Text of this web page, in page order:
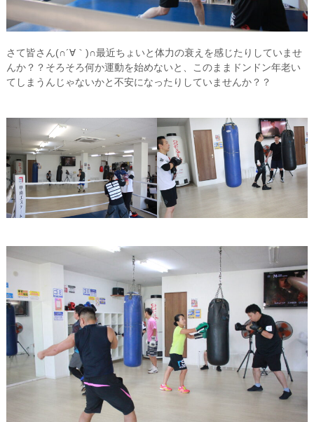
さて皆さん(∩´∀｀)∩最近ちょいと体力の衰えを感じたりしていませ
んか？？そろそろ何か運動を始めないと、このままドンドン年老い
てしまうんじゃないかと不安になったりしていませんか？？